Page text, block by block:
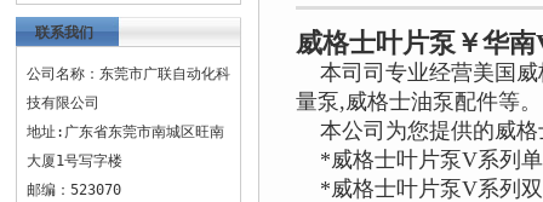
联系我们
公司名称：东莞市广联自动化科
技有限公司
地址:广东省东莞市南城区旺南
大厦1号写字楼
邮编：523070
威格士叶片泵￥华
本司司专业经营美国
量泵,威格士油泵配件等。
本公司为您提供的威格
*威格士叶片泵V系列单
*威格士叶片泵V系列双